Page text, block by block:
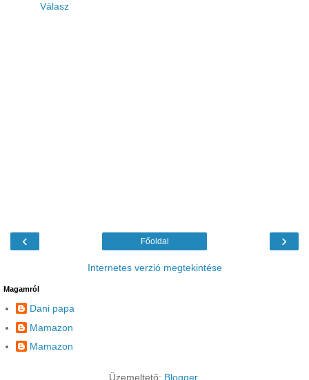
Válasz
‹ ›
Főoldal
Internetes verzió megtekintése
Magamról
Dani papa
Mamazon
Mamazon
Üzemeltető: Blogger.